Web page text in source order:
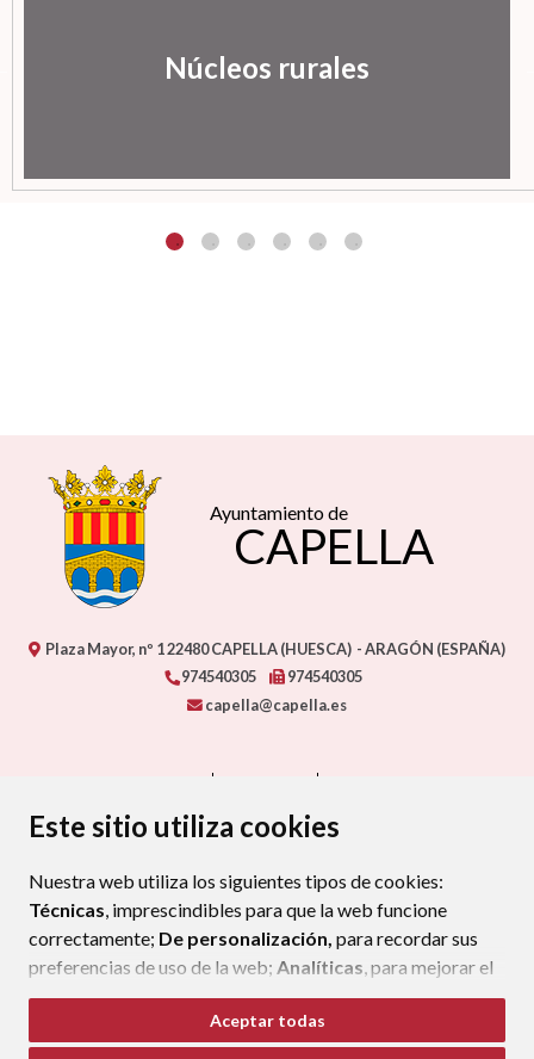
Este sitio utiliza cookies
Nuestra web utiliza los siguientes tipos de cookies:
Técnicas, imprescindibles para que la web funcione
correctamente; De personalización, para recordar sus
preferencias de uso de la web; Analíticas, para mejorar el
funcionamiento de la web y sus servicios.
Si acepta pulsando el botón“Aceptar todas”
Aceptar todas
Núcleos rurales
Ayuntamiento de
CAPELLA
Plaza Mayor, nº 122480CAPELLA (HUESCA) - ARAGÓN (ESPAÑA)
974540305
974540305
capella@capella.es
PROTECCIÓN DE DATOS
POLÍTICA DE COOKIES